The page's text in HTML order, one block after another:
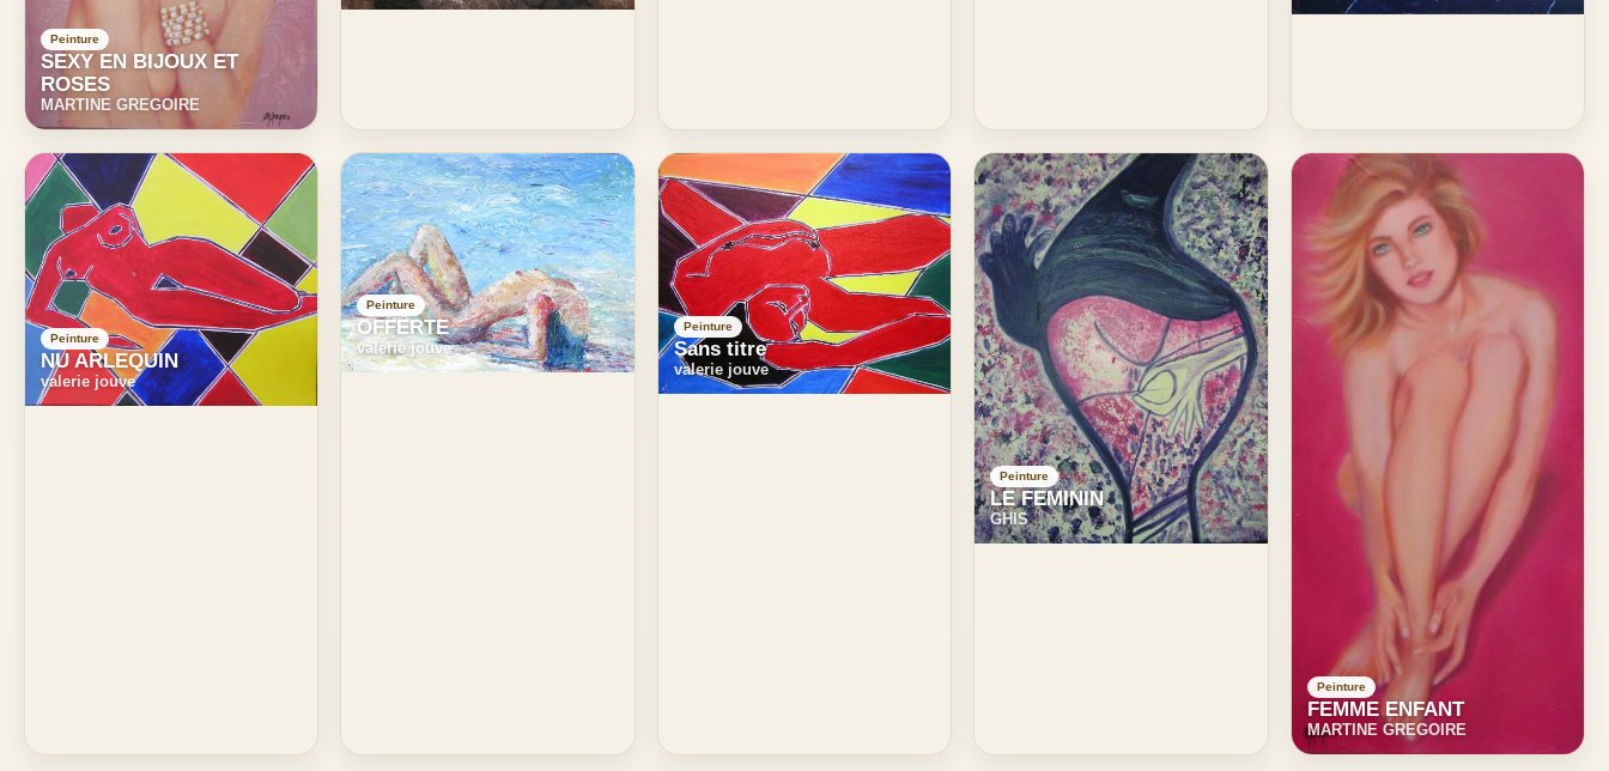
Peinture
SEXY EN BIJOUX ET
ROSES
MARTINE GREGOIRE
Peinture
NU ARLEQUIN
valerie jouve
Peinture
OFFERTE
valerie jouve
Peinture
Sans titre
valerie jouve
Peinture
LE FEMININ
GHIS
Peinture
FEMME ENFANT
MARTINE GREGOIRE